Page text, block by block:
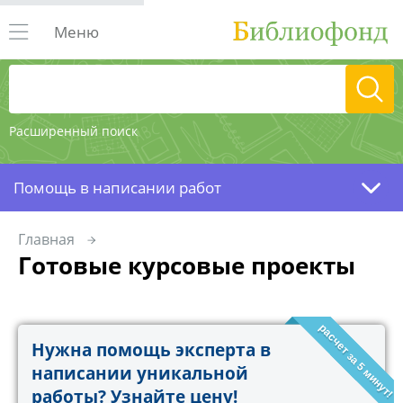
Расширенный поиск
Меню
Помощь в написании работ
Главная
Готовые курсовые проекты
расчет за 5 минут!
Нужна помощь эксперта в
написании уникальной
работы? Узнайте цену!